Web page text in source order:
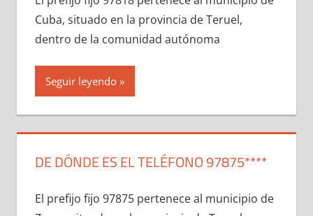
Cuba, situado en la provincia dе Teruel,
dentro dе la comunidad autónoma
Seguir leyendo
DE DÓNDE ES EL TELÉFONO 97875****
El prefijo fijo 97875 pertenece al municipio dе